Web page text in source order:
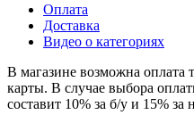
Оплата
Доставка
Видео о категориях
В магазине возможна
карты. В случае выбора
составит 10% за б/у и 15% за